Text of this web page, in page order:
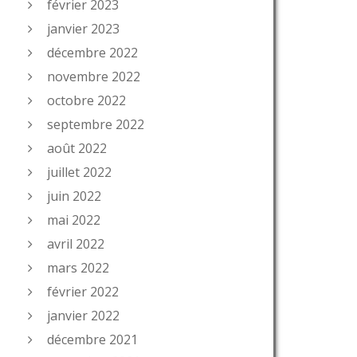
février 2023
janvier 2023
décembre 2022
novembre 2022
octobre 2022
septembre 2022
août 2022
juillet 2022
juin 2022
mai 2022
avril 2022
mars 2022
février 2022
janvier 2022
décembre 2021